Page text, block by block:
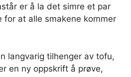
er å la det simre et par
for at alle smakene kommer
langvarig tilhenger av tofu,
en ny oppskrift å prøve,